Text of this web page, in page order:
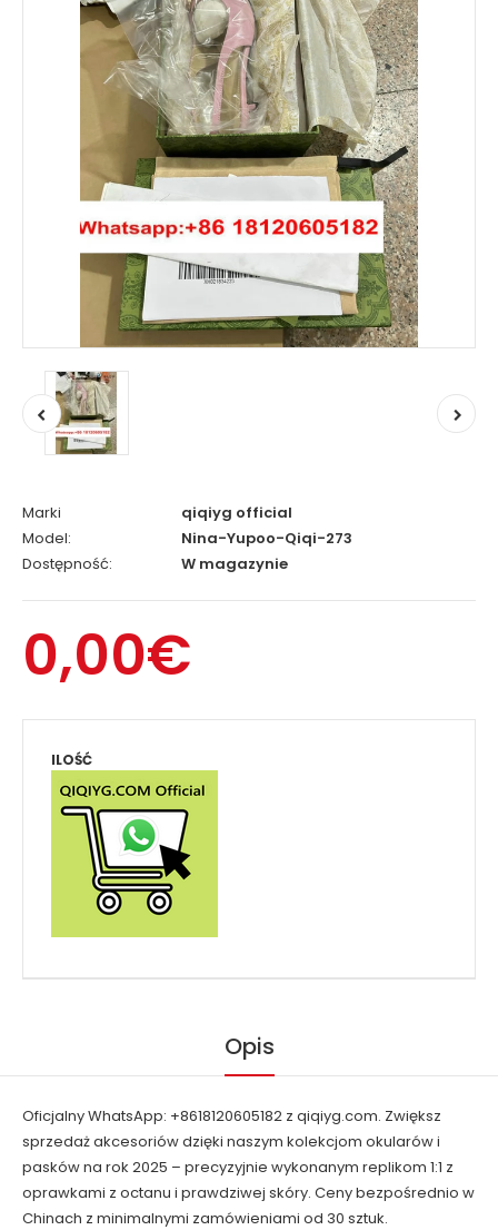
Marki
qiqiyg official
Model:
Nina-Yupoo-Qiqi-273
Dostępność:
W magazynie
0,00€
ILOŚĆ
Opis
Oficjalny WhatsApp: +8618120605182 z qiqiyg.com. Zwiększ
sprzedaż akcesoriów dzięki naszym kolekcjom okularów i
pasków na rok 2025 – precyzyjnie wykonanym replikom 1:1 z
oprawkami z octanu i prawdziwej skóry. Ceny bezpośrednio w
Chinach z minimalnymi zamówieniami od 30 sztuk.